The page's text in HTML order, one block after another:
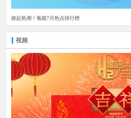
掀起热潮！氢能7月热点排行榜
视频